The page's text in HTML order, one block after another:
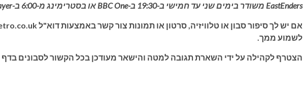
EastEnders משודר בימים שני עד חמישי ב-19:30 ב-BBC One או בסטרימינג מ-6:00 ב-BBC iPlayer.
לשמוע ממך.
הצטרף לקהילה על ידי השארת תגובה למטה והישאר מעודכן בכל הקשור לסבונים בדף